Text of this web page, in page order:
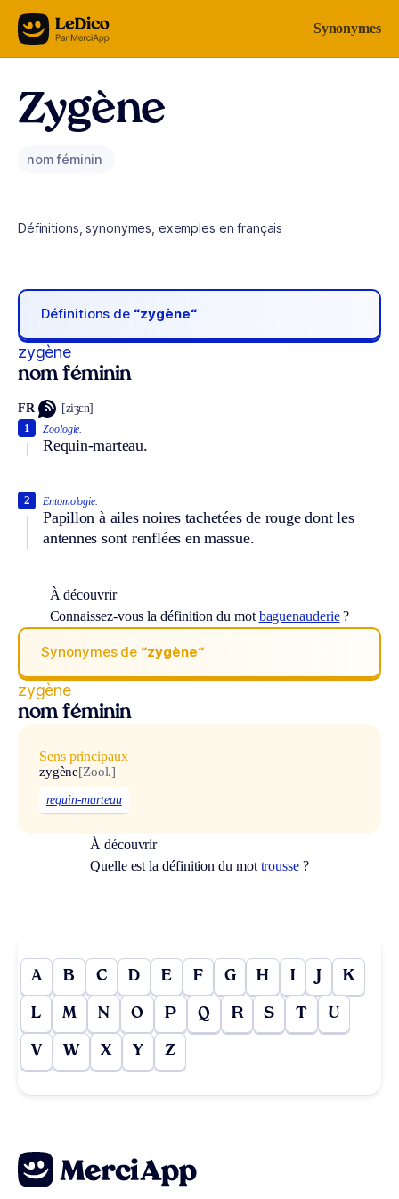
Aller au contenu Synonymes
Zygène
nom féminin
Définitions, synonymes, exemples en français
Définitions de “zygène“
zygène
nom féminin
FR [ziʒɛn]
Zoologie.
Requin-marteau.
1
Entomologie.
Papillon à ailes noires tachetées de rouge dont les
antennes sont renflées en massue.
2
À découvrir
Connaissez-vous la définition du mot baguenauderie?
Synonymes de “zygène“
zygène
nom féminin
Sens principaux
zygène[Zool.]
requin-marteau
À découvrir
Quelle est la définition du mot trousse ?
A B C D E F G H I J K
L M N O P Q R S T U
V W X Y Z